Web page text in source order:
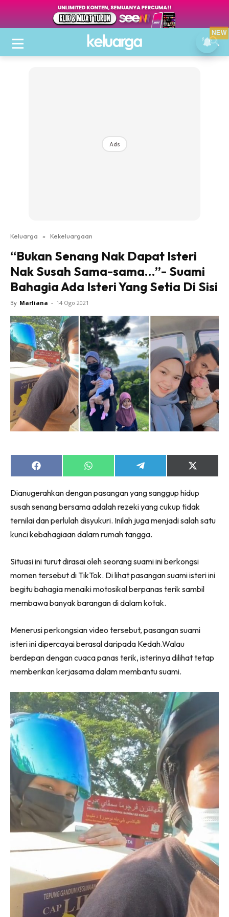
Ads
Keluarga » Kekeluargaan
“Bukan Senang Nak Dapat Isteri
Nak Susah Sama-sama…”- Suami
Bahagia Ada Isteri Yang Setia Di Sisi
By Marliana - 14 Ogo 2021
Share
on
Share
on
Share
on
Share
on
(Twitter)
Dianugerahkan dengan pasangan yang sanggup hidup
susah senang bersama adalah rezeki yang cukup tidak
ternilai dan perlulah disyukuri. Inilah juga menjadi salah satu
kunci kebahagiaan dalam rumah tangga.
Situasi ini turut dirasai oleh seorang suami ini berkongsi
momen tersebut di TikTok. Di lihat pasangan suami isteri ini
begitu bahagia menaiki motosikal berpanas terik sambil
membawa banyak barangan di dalam kotak.
Menerusi perkongsian video tersebut, pasangan suami
isteri ini dipercayai berasal daripada Kedah.Walau
berdepan dengan cuaca panas terik, isterinya dilihat tetap
memberikan kerjasama dalam membantu suami.
NEW